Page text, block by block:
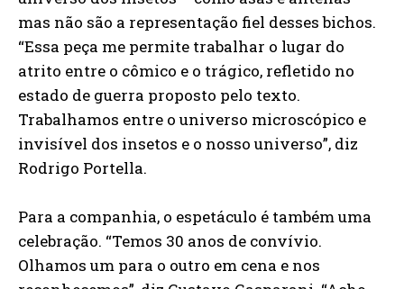
mas não são a representação fiel desses bichos.
“Essa peça me permite trabalhar o lugar do
atrito entre o cômico e o trágico, refletido no
estado de guerra proposto pelo texto.
Trabalhamos entre o universo microscópico e
invisível dos insetos e o nosso universo”, diz
Rodrigo Portella.
Para a companhia, o espetáculo é também uma
celebração. “Temos 30 anos de convívio.
Olhamos um para o outro em cena e nos